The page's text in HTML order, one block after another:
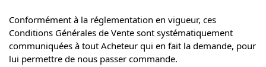
Conformément à la réglementation en vigueur, ces
Conditions Générales de Vente sont systématiquement
communiquées à tout Acheteur qui en fait la demande, pour
lui permettre de nous passer commande.